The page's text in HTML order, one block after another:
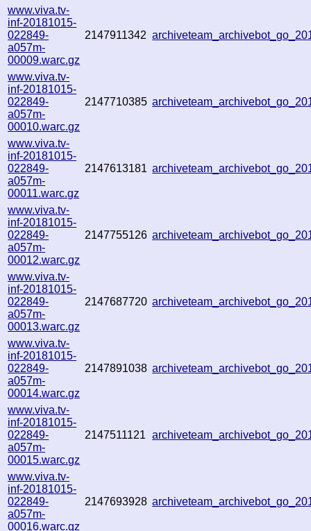
www.viva.tv-
inf-20181015-
022849-
a057m-
00009.warc.gz
2147911342
www.viva.tv-
inf-20181015-
022849-
a057m-
00010.warc.gz
2147710385
www.viva.tv-
inf-20181015-
022849-
a057m-
00011.warc.gz
2147613181
www.viva.tv-
inf-20181015-
022849-
a057m-
00012.warc.gz
2147755126
www.viva.tv-
inf-20181015-
022849-
a057m-
00013.warc.gz
2147687720
www.viva.tv-
inf-20181015-
022849-
a057m-
00014.warc.gz
2147891038
www.viva.tv-
inf-20181015-
022849-
a057m-
00015.warc.gz
2147511121
www.viva.tv-
inf-20181015-
022849-
a057m-
00016.warc.gz
2147693928